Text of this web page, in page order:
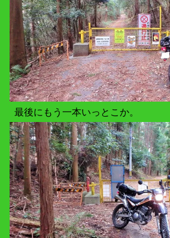
最後にもう一本いっとこか。